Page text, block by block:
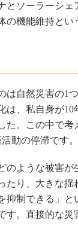
とソーラーシェ
の機能維持とい
自然災害の1
、私自身が10
た。この中で考
動の停滞です。
ような被害が
たり、大きな揺
抑制できる」と
す。直接的な災